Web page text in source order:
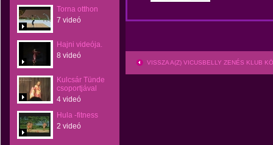
Torna otthon
7 videó
Hajni videója.
8 videó
Kulcsár Tünde
csoportjával
4 videó
Hula -fitness
2 videó
VISSZA A(Z) VICUSBELLY ZENÉS KLUB